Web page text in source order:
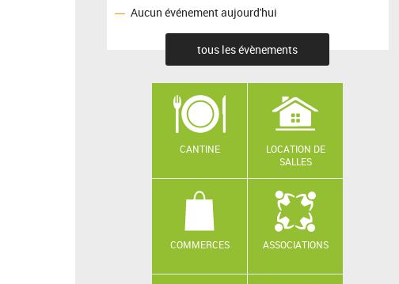
Aucun événement aujourd'hui
tous les évènements
CANTINE
LOCATION DE
SALLES
COMMERCES ASSOCIATIONS